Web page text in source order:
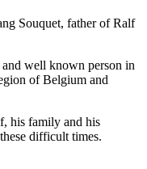
Souquet, father of Ralf
well known person in
of Belgium and
his family and his
difficult times.